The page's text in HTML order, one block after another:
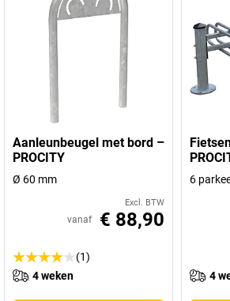
Aanleunbeugel met bord –
PROCITY
Ø 60 mm
Excl. BTW
vanaf € 88,90
(1)
4 weken
6
4